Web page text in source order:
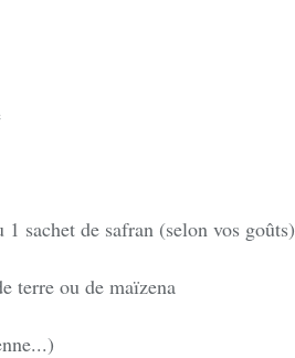
sachet de safran (selon vos goûts)
terre ou de maïzena